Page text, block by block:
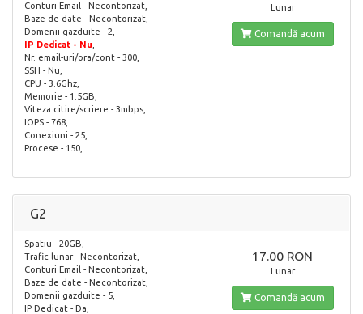
Conturi Email - Necontorizat,
Baze de date - Necontorizat,
Domenii gazduite - 2,
IP Dedicat - Nu
Nr. email-uri/ora/cont - 300,
SSH - Nu,
CPU - 3.6Ghz,
Memorie - 1.5GB,
Viteza citire/scriere - 3mbps,
IOPS - 768,
Conexiuni - 25,
Procese - 150,
Lunar
Comandă acum
G2
Spatiu - 20GB,
Trafic lunar - Necontorizat,
Conturi Email - Necontorizat,
Baze de date - Necontorizat,
Domenii gazduite - 5,
IP Dedicat - Da,
17.00 RON
Lunar
Comandă acum